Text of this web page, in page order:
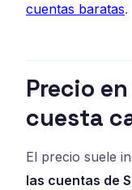
cuentas baratas.
Precio
cuesta
El precio suele
las cuentas de